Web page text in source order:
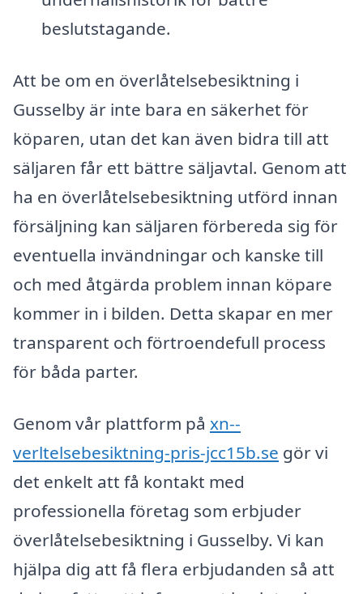
beslutstagande.
Att be om en överlåtelsebesiktning i
Gusselby är inte bara en säkerhet för
köparen, utan det kan även bidra till att
säljaren får ett bättre säljavtal. Genom att
ha en överlåtelsebesiktning utförd innan
försäljning kan säljaren förbereda sig för
eventuella invändningar och kanske till
och med åtgärda problem innan köpare
kommer in i bilden. Detta skapar en mer
transparent och förtroendefull process
för båda parter.
Genom vår plattform på xn--
verltelsebesiktning-pris-jcc15b.se gör vi
det enkelt att få kontakt med
professionella företag som erbjuder
överlåtelsebesiktning i Gusselby. Vi kan
hjälpa dig att få flera erbjudanden så att